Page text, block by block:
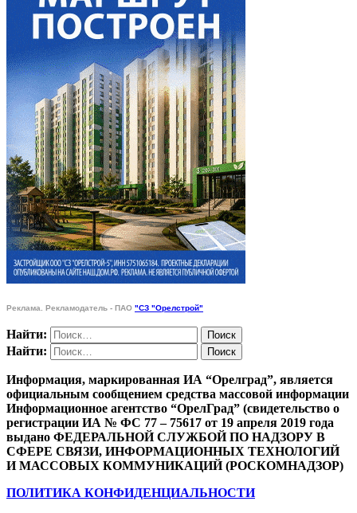
Реклама. Рекламодатель - ПАО "СЗ "Орелстрой"
Найти:
Найти:
Информация, маркированная ИА “Орелград”, является
официальным сообщением средства массовой информации
Информационное агентство “ОрелГрад” (свидетельство о
регистрации ИА № ФС 77 – 75617 от 19 апреля 2019 года
выдано ФЕДЕРАЛЬНОЙ СЛУЖБОЙ ПО НАДЗОРУ В
СФЕРЕ СВЯЗИ, ИНФОРМАЦИОННЫХ ТЕХНОЛОГИЙ
И МАССОВЫХ КОММУНИКАЦИЙ (РОСКОМНАДЗОР)
ПОЛИТИКА КОНФИДЕНЦИАЛЬНОСТИ